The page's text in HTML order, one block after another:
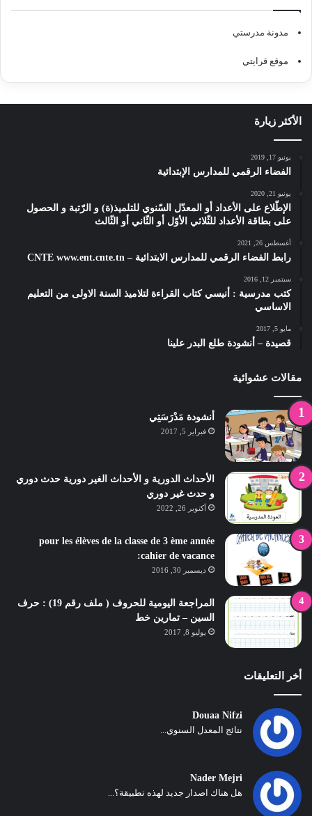
مدونة مدرستي
موقع قرايتي
الأكثر زيارة
يونيو 17, 2019
الفضاء الرقمي للمدارس الإبتدائية
يونيو 21, 2020
الإطّلاع على الأعداد أو المعدّل السّنوي للتلميذ(ة) و الرّتبة و الحصول
على بطاقة الأعداد للثّلاثي الأوّل أو الثّاني أو الثّالث
أغسطس 26, 2021
رابط الفضاء الرقمي للمدارس الابتدائية – CNTE www.ent.cnte.tn
سبتمبر 12, 2016
كتب مدرسية : أنيسي كتاب القراءة لتلاميذ السنة الاولى من التعليم
الاساسي
مايو 5, 2017
قصيدة – أنشودة طلع البدر علينا
مقالات عشوائية
أنشودة مَدْرَسَتِي
فبراير 5, 2017
الأحداث الدورية و الأحداث الغير دورية حدث دوري
و حدث غير دوري
أكتوبر 26, 2022
pour les élèves de la classe de 3 ème année
:cahier de vacance
ديسمبر 30, 2016
المراجعة اليومية للحروف ( ملف رقم 19) : حرف
السين – تمارين خط
يوليو 8, 2017
أخر التعليقات
Douaa Nifzi
نتائج المعدل السنوي...
Nader Mejri
هل هناك اصدار جديد لهذه تطبيقة؟...